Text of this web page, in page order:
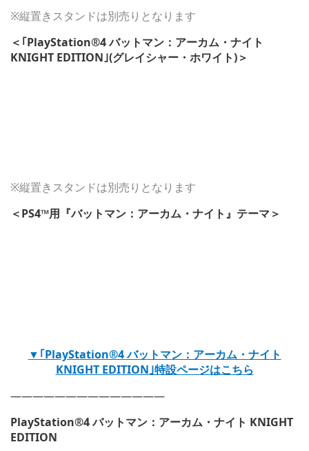
※縦置きスタンドは別売りとなります
＜｢PlayStation®4 バットマン：アーカム・ナイト
KNIGHT EDITION｣(グレイシャー・ホワイト)＞
※縦置きスタンドは別売りとなります
＜PS4™用『バットマン：アーカム・ナイト』テーマ＞
▼｢PlayStation®4 バットマン：アーカム・ナイト
KNIGHT EDITION｣特設ページはこちら
——————————————
PlayStation®4バットマン：アーカム・ナイト KNIGHT
EDITION